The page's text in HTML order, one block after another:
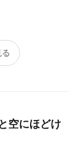
空にほどけ